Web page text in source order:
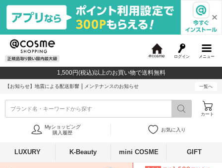
メニュー
ログイン
c
o
1,500円(税込)以上のお買い物で送料無料
【お知らせ】 地震による配送影響 メンテナンスのお知らせ 一覧へ
ブランド名・キーワードから探す
カート
Myショッピング
購入履歴
お気に入り
LUXURY K-Beauty mini COSME GIFT